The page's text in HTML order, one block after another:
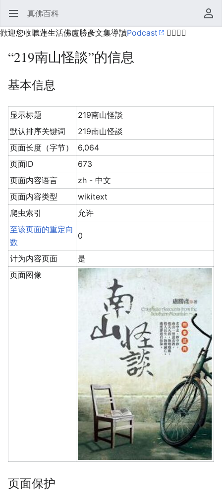
打开主菜单 真佛百科
用户菜单
歡迎您收聽蓮生活佛盧勝彥文集導讀Podcast 🙋‍♂️🙋‍♀️
“219南山怪談”的信息
基本信息
显示标题
219南山怪談
默认排序关键词
219南山怪談
页面长度（字节）
6,064
页面ID
673
页面内容语言
zh - 中文
页面内容类型
wikitext
爬虫索引
允许
至该页面的重定向
数
0
计为内容页面
是
页面图像
页面保护